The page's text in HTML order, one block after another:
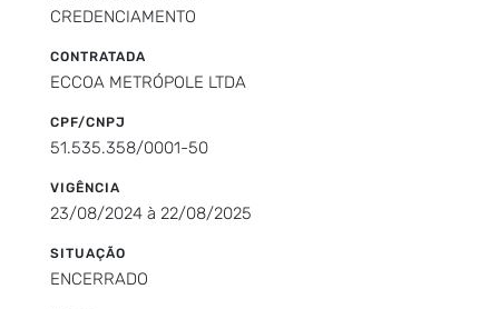
CREDENCIAMENTO
CONTRATADA
ECCOA METRÓPOLE LTDA
CPF/CNPJ
51.535.358/0001-50
VIGÊNCIA
23/08/2024 à 22/08/2025
SITUAÇÃO
ENCERRADO